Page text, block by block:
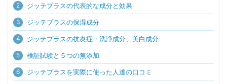
2 ジッテプラスの代表的な成分と効果
3 ジッテプラスの保湿成分
4 ジッテプラスの抗炎症・洗浄成分、美白成分
5 検証試験と５つの無添加
6 ジッテプラスを実際に使った人達の口コミ